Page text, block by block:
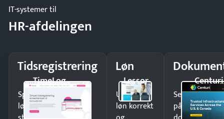
IT-systemer til
HR-afdelingen
Tidsregistrering
TimeLog
Spar tid på
lønberegning og få
Løn
Lessor
Udbetal
løn korrekt
Centuri
Send
på minutter